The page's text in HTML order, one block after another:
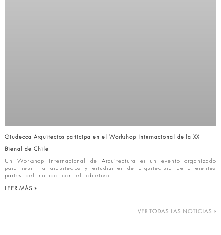
Giudecca Arquitectos participa en el Workshop Internacional de la XX
Bienal de Chile
Un Workshop Internacional de Arquitectura es un evento organizado
para reunir a arquitectos y estudiantes de arquitectura de diferentes
partes del mundo con el objetivo
LEER MÁS »
VER TODAS LAS NOTICIAS »